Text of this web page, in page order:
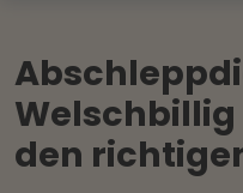
Welschbillig
den